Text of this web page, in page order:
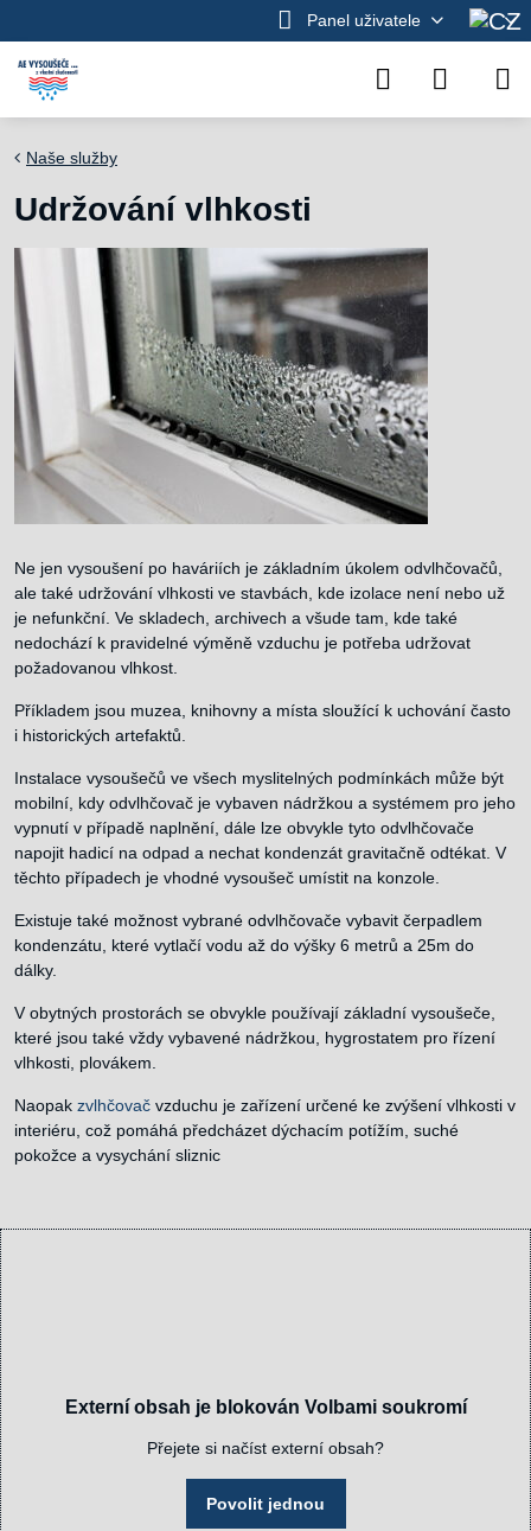
Panel uživatele
Naše služby
Udržování vlhkosti
Ne jen vysoušení po haváriích je základním úkolem odvlhčovačů,
ale také udržování vlhkosti ve stavbách, kde izolace není nebo už
je nefunkční. Ve skladech, archivech a všude tam, kde také
nedochází k pravidelné výměně vzduchu je potřeba udržovat
požadovanou vlhkost.
Příkladem jsou muzea, knihovny a místa sloužící k uchování často
i historických artefaktů.
Instalace vysoušečů ve všech myslitelných podmínkách může být
mobilní, kdy odvlhčovač je vybaven nádržkou a systémem pro jeho
vypnutí v případě naplnění, dále lze obvykle tyto odvlhčovače
napojit hadicí na odpad a nechat kondenzát gravitačně odtékat. V
těchto případech je vhodné vysoušeč umístit na konzole.
Existuje také možnost vybrané odvlhčovače vybavit čerpadlem
kondenzátu, které vytlačí vodu až do výšky 6 metrů a 25m do
dálky.
V obytných prostorách se obvykle používají základní vysoušeče,
které jsou také vždy vybavené nádržkou, hygrostatem pro řízení
vlhkosti, plovákem.
Naopak zvlhčovač vzduchu je zařízení určené ke zvýšení vlhkosti v
interiéru, což pomáhá předcházet dýchacím potížím, suché
pokožce a vysychání sliznic
Externí obsah je blokován Volbami soukromí
Přejete si načíst externí obsah?
Povolit jednou